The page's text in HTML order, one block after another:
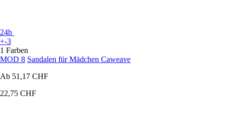
24h
+-3
1 Farben
MOD 8 Sandalen für Mädchen Caweave
Ab 51,17 CHF
22,75 CHF